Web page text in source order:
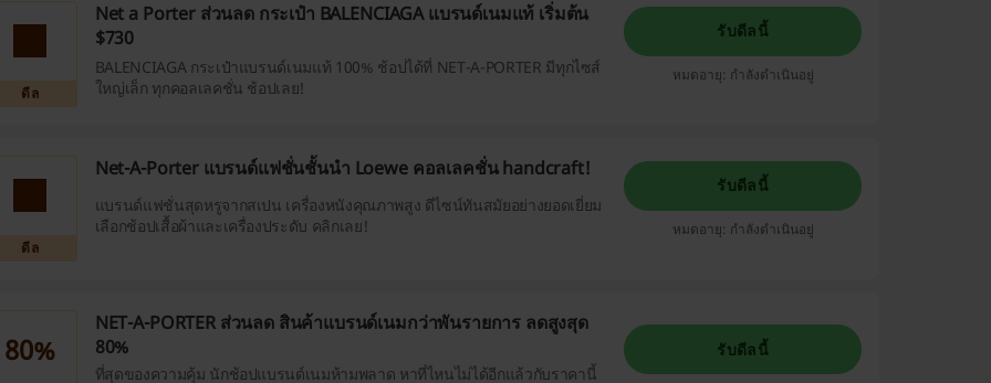
ดีล
Net a Porter ส่วนลด กระเป๋า BALENCIAGA แบรนด์เนมแท้ เริ่มต้น
$730
BALENCIAGA กระเป๋าแบรนด์เนมแท้ 100% ช้อปได้ที่ NET-A-PORTER มีทุกไซส์
ใหญ่เล็ก ทุกคอลเลคชั่น ช้อปเลย!
รับดีลนี้
หมดอายุ: กำลังดำเนินอยู่
ดีล
Net-A-Porter แบรนด์แฟชั่นชั้นนำ Loewe คอลเลคชั่น handcraft!
แบรนด์แฟชั่นสุดหรูจากสเปน เครื่องหนังคุณภาพสูง ดีไซน์ทันสมัยอย่างยอดเยี่ยม
เลือกช้อปเสื้อผ้าและเครื่องประดับ คลิกเลย!
รับดีลนี้
หมดอายุ: กำลังดำเนินอยู่
80%
NET-A-PORTER ส่วนลด สินค้าแบรนด์เนมกว่าพันรายการ ลดสูงสุด
80%
ที่สุดของความคุ้ม นักช้อปแบรนด์เนมห้ามพลาด หาที่ไหนไม่ได้อีกแล้วกับราคานี้
รับดีลนี้